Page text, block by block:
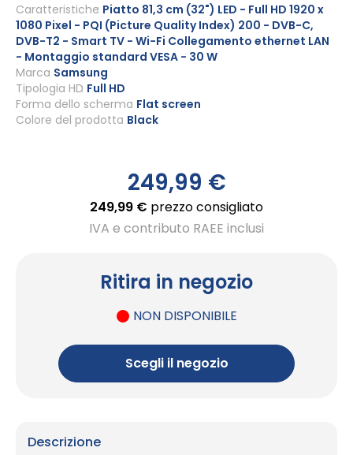
all'inizio
della
galleria
di
immagini
249,99 €
249,99 € prezzo consigliato
IVA e contributo RAEE inclusi
Ritira in negozio
NON DISPONIBILE
Scegli il negozio
Marca Samsung
Caratteristiche Piatto 81,3 cm (32") LED - Full HD 1920 x
1080 Pixel - PQI (Picture Quality Index) 200 - DVB-C,
DVB-T2 - Smart TV - Wi-Fi Collegamento ethernet LAN
- Montaggio standard VESA - 30 W
Colore del prodotto Black
Tipologia HD Full HD
Forma dello schermo Flat screen
Descrizione